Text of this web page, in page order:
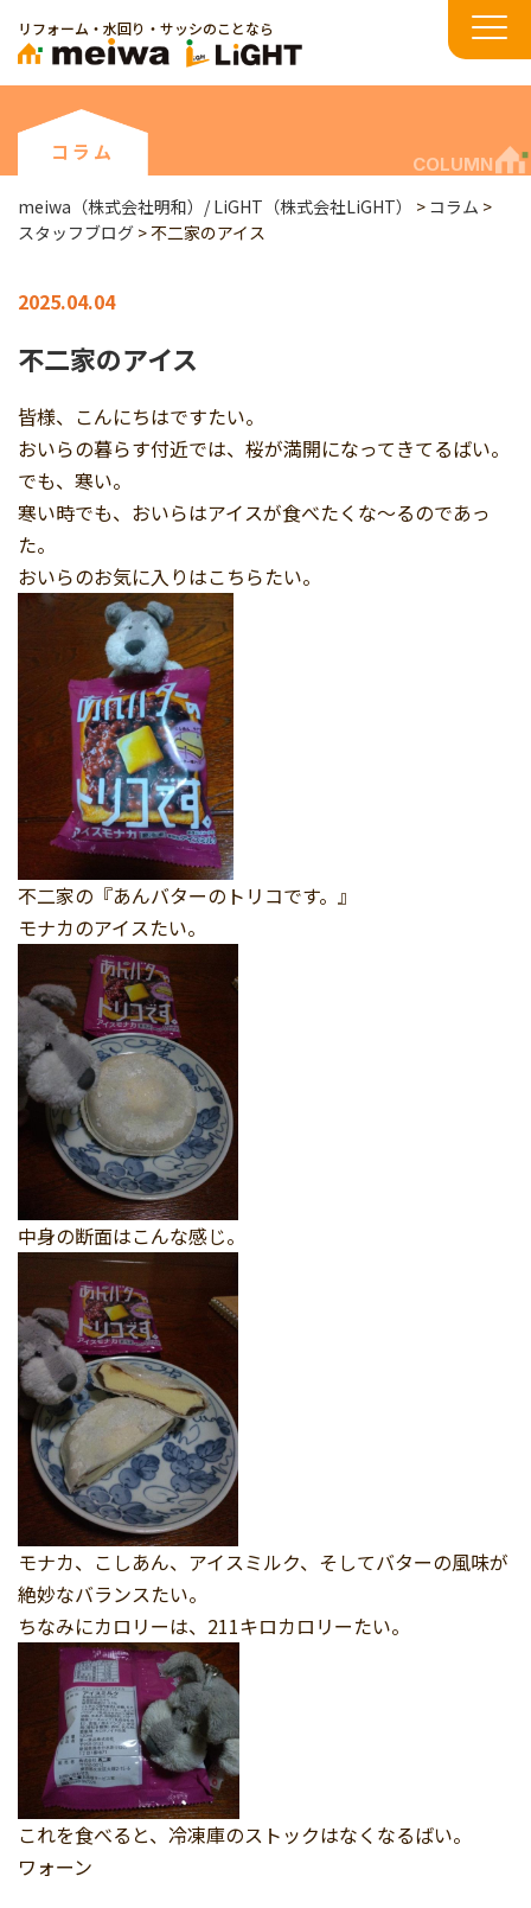
リフォーム・水回り・サッシのことなら
コラム
COLUMN
meiwa（株式会社明和）/ LiGHT（株式会社LiGHT） > コラム >
スタッフブログ >不二家のアイス
2025.04.04
不二家のアイス
皆様、こんにちはですたい。
おいらの暮らす付近では、桜が満開になってきてるばい。
でも、寒い。
寒い時でも、おいらはアイスが食べたくな～るのであっ
た。
おいらのお気に入りはこちらたい。
不二家の『あんバターのトリコです。』
モナカのアイスたい。
中身の断面はこんな感じ。
モナカ、こしあん、アイスミルク、そしてバターの風味が
絶妙なバランスたい。
ちなみにカロリーは、211キロカロリーたい。
これを食べると、冷凍庫のストックはなくなるばい。
ワォーン